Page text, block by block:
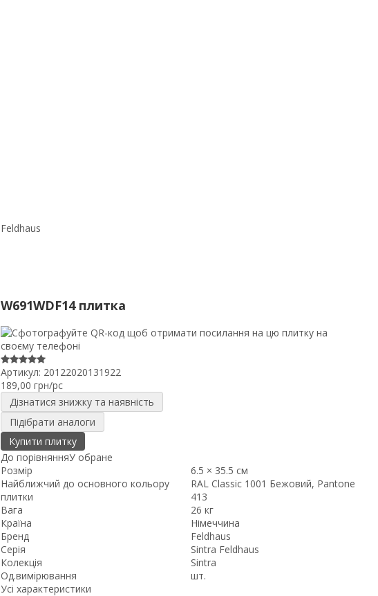
Feldhaus
W691WDF14 плитка
Артикул: 20122020131922
189,00 грн/pc
Дізнатися знижку та наявність
Підібрати аналоги
Купити плитку
До порівнянняУ обране
Розмір
6.5 × 35.5 см
Найближчий до основного кольору
плитки
RAL Classic 1001 Бежовий, Pantone
413
Вага
26 кг
Країна
Німеччина
Бренд
Feldhaus
Серія
Sintra Feldhaus
Колекція
Sintra
Од.вимірювання
шт.
Усі характеристики